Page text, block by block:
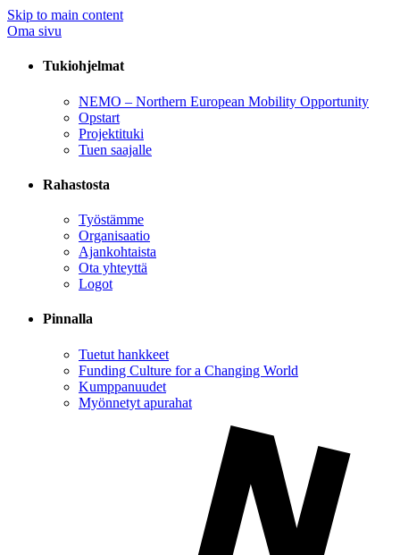
Skip to main content
Oma sivu
Tukiohjelmat
NEMO – Northern European Mobility Opportunity
Opstart
Projektituki
Tuen saajalle
Rahastosta
Työstämme
Organisaatio
Ajankohtaista
Ota yhteyttä
Logot
Pinnalla
Tuetut hankkeet
Funding Culture for a Changing World
Kumppanuudet
Myönnetyt apurahat